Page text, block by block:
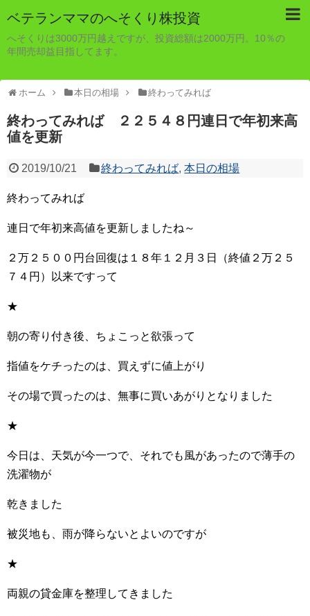
ベテランママのへそくり株投資
へそくりは3000万円越えですが、投資総額は2000万円。10％の
年間売却益目指してます。
ホーム 本日の相場 終わってみれば
終わってみれば ２２５４８円連日で年初来高
値を更新
2019/10/21 終わってみれば,本日の相場
終わってみれば
連日で年初来高値を更新しましたね～
２万２５００円台回復は１８年１２月３日（終値２万２５
７４円）以来ですって
★
朝の寄り付き後、ちょこっと欲張って
指値をケチったのは、買えずに値上がり
その場で買ったのは、無事に買いあがりとなりました
★
今日は、天気が今一つで、それでも風があったので薄手の
洗濯物が
乾きました
被災地も、雨が降らないとよいのですが
★
両親の貸金庫を整理してきました